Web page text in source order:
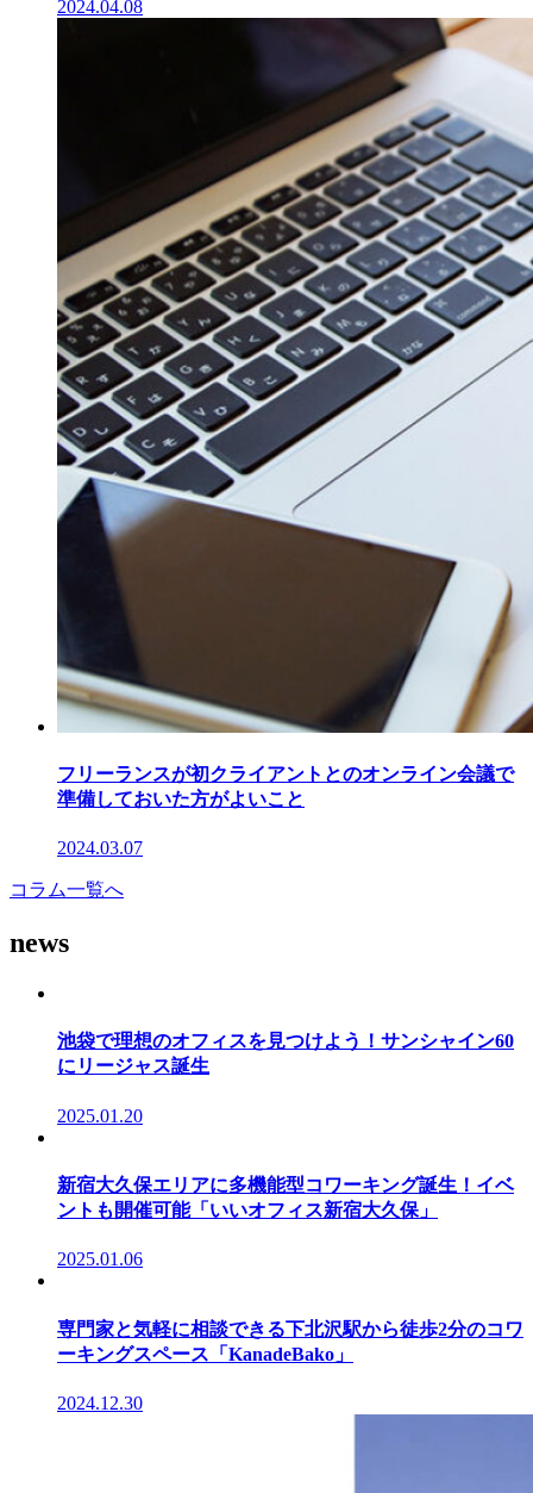
2024.04.08
フリーランスが初クライアントとのオンライン会議で
準備しておいた方がよいこと
2024.03.07
コラム一覧へ
news
池袋で理想のオフィスを見つけよう！サンシャイン60
にリージャス誕生
2025.01.20
新宿大久保エリアに多機能型コワーキング誕生！イベ
ントも開催可能「いいオフィス新宿大久保」
2025.01.06
専門家と気軽に相談できる下北沢駅から徒歩2分のコワ
ーキングスペース「KanadeBako」
2024.12.30